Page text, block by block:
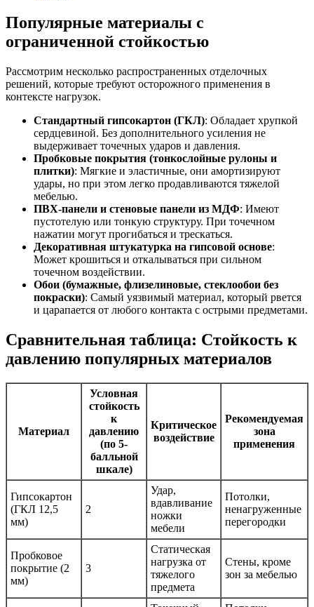
Популярные материалы с
ограниченной стойкостью
Рассмотрим несколько распространенных отделочных
решений, которые требуют осторожного применения в
контексте нагрузок.
Стандартный гипсокартон (ГКЛ): Обладает хрупкой
сердцевиной. Без дополнительного усиления не
выдерживает точечных ударов и давления.
Пробковые покрытия (тонкослойные рулоны и
плитки): Мягкие и эластичные, они амортизируют
удары, но при этом легко продавливаются тяжелой
мебелью.
ПВХ-панели и стеновые панели из МДФ: Имеют
пустотелую или тонкую структуру. При точечном
нажатии могут прогибаться и трескаться.
Декоративная штукатурка на гипсовой основе:
Может крошиться и откалываться при сильном
точечном воздействии.
Обои (бумажные, флизелиновые, стеклообои без
покраски): Самый уязвимый материал, который рвется
и царапается от любого контакта с острыми предметами.
Сравнительная таблица: Стойкость к
давлению популярных материалов
Материал
Условная
стойкость
к
давлению
(по 5-
балльной
шкале)
Критическое
воздействие
Рекомендуемая
зона
применения
Гипсокартон
(ГКЛ 12,5
мм)
2
Удар,
вдавливание
ножки
мебели
Потолки,
ненагруженные
перегородки
Пробковое
покрытие (2
мм)
3
Статическая
нагрузка от
тяжелого
предмета
Стены, кроме
зон за мебелью